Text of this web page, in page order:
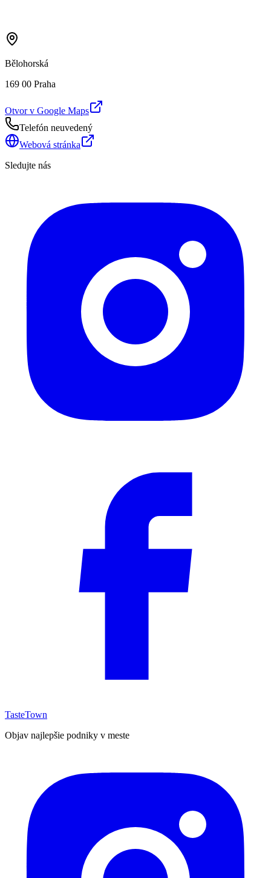
Bělohorská
169 00 Praha
Otvor v Google Maps
Telefón neuvedený
Webová stránka
Sledujte nás
TasteTown
Objav najlepšie podniky v meste